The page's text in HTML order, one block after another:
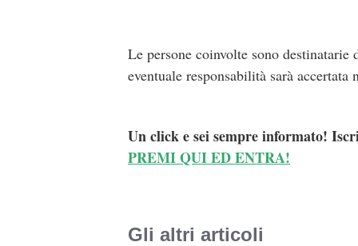
Le persone coinvolte sono
eventuale responsabilità sarà
Un click e sei sempre informato!
PREMI QUI ED ENTRA!
Gli altri articoli